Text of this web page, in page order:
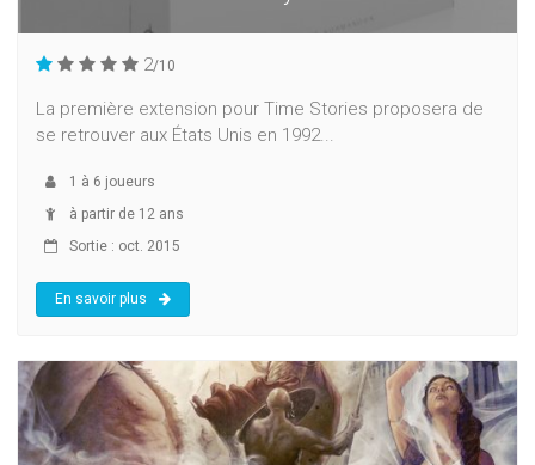
2/10
La première extension pour Time Stories proposera de
se retrouver aux États Unis en 1992...
1 à 6 joueurs
à partir de 12 ans
Sortie : oct. 2015
En savoir plus